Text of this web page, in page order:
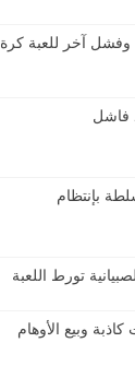
وفشل آخر للعبة كرة
فاشل
بإنتظام
تورط اللعبة
وبيع الأوهام